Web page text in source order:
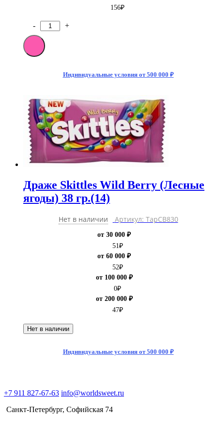
156₽
Количество
товара
Драже
Skittles
(Очень
Кислые)
94гр
- +
Индивидуальные условия от 500 000 ₽
Драже Skittles Wild Berry (Лесные
ягоды) 38 гр.(14)
Нет в наличии Артикул: ТарCB830
от 30 000 ₽
51₽
от 60 000 ₽
52₽
от 100 000 ₽
0₽
от 200 000 ₽
47₽
Нет в наличии
Индивидуальные условия от 500 000 ₽
+7 911 827-67-63 info@worldsweet.ru
Санкт-Петербург​, Софийская 74